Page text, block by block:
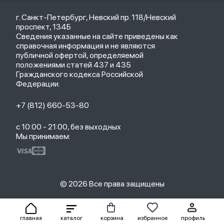
главная каталог корзина избранное профиль
Товары для детей
Саундбары
Мониторы
ТВ-приставки
Рюкзаки
Кабели
Зарядные устройства
Политика конфиденциальности
Оплата и доставка
Партнерская программа
Гарантия
Обмен и возврат
Бонусы
Trade-in
Новые поступления
Популярное
Акции
г. Санкт-Петербург, Невский пр. 118/Невский
проспект, 134Б
Сведения указанные на сайте приведены как
справочная информация и не являются
публичной офертой, определяемой
положениями статей 437 и 435
Гражданского кодекса Российской
Федерации.
+7 (812) 660-53-80
с 10:00 - 21:00, без выходных
Мы принимаем:
© 2026 Все права защищены